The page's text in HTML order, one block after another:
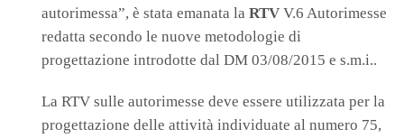
autorimessa”, è stata emanata la RTV V.6 Autorimesse
redatta secondo le nuove metodologie di
progettazione introdotte dal DM 03/08/2015 e s.m.i..
La RTV sulle autorimesse deve essere utilizzata per la
progettazione delle attività individuate al numero 75,